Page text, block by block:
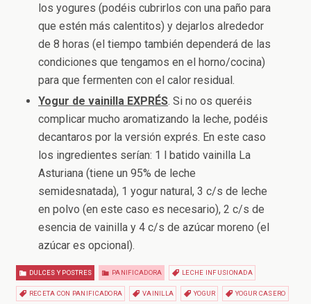
los yogures (podéis cubrirlos con una paño para
que estén más calentitos) y dejarlos alrededor
de 8 horas (el tiempo también dependerá de las
condiciones que tengamos en el horno/cocina)
para que fermenten con el calor residual.
Yogur de vainilla EXPRÉS. Si no os queréis
complicar mucho aromatizando la leche, podéis
decantaros por la versión exprés. En este caso
los ingredientes serían: 1 l batido vainilla La
Asturiana (tiene un 95% de leche
semidesnatada), 1 yogur natural, 3 c/s de leche
en polvo (en este caso es necesario), 2 c/s de
esencia de vainilla y 4 c/s de azúcar moreno (el
azúcar es opcional).
DULCES Y POSTRES PANIFICADORA LECHE INFUSIONADA
RECETA CON PANIFICADORA VAINILLA YOGUR YOGUR CASERO